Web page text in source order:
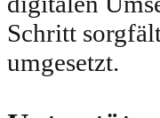
Schritt
umgesetzt.